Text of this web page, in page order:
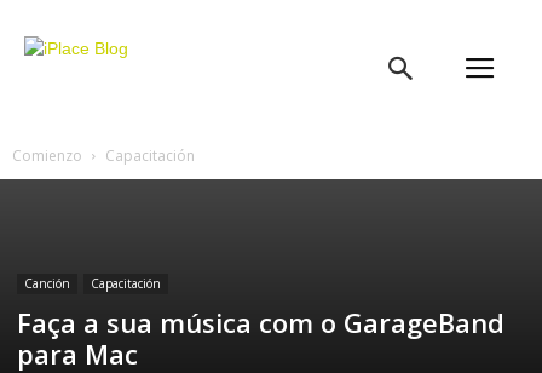
Comienzo Capacitación
Canción Capacitación
Faça a sua música com o GarageBand
para Mac